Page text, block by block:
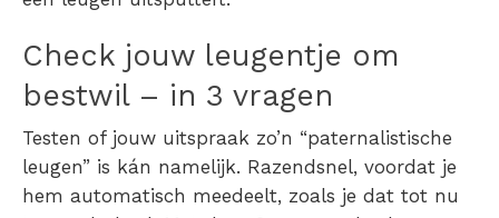
Check jouw leugentje om
bestwil – in 3 vragen
Testen of jouw uitspraak zo’n “paternalistische
leugen” is kán namelijk. Razendsnel, voordat je
hem automatisch meedeelt, zoals je dat tot nu